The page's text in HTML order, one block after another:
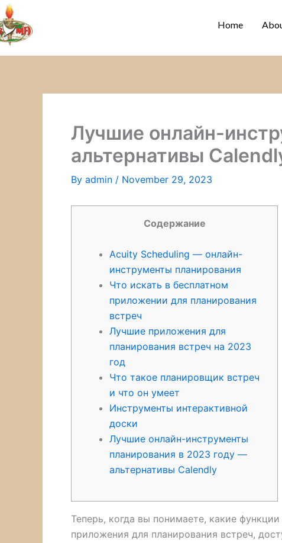
Skip
to
content
Home
Лучшие онлайн-
альтернативы
By admin / November 29, 2023
Содержание
Acuity Scheduling — онлайн-
инструменты планирования
Что искать в бесплатном
приложении для планирования
встреч
Лучшие приложения для
планирования встреч на 2023
год
Что такое планировщик встреч
и что он умеет
Инструменты интерактивной
доски
Лучшие онлайн-инструменты
планирования в 2023 году —
альтернативы Calendly
Теперь, когда вы понимаете, какие
приложения для планирования встреч,